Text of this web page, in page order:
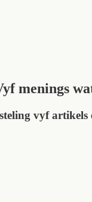
menings
vyf